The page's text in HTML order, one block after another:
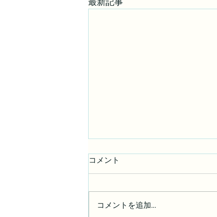
写真展 御礼
コメント
コメントを追加…